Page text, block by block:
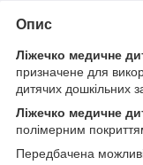
Опис
Ліжечко медичне
призначене для
дитячих дошкільних
Ліжечко медичне
полімерним
Передбачена